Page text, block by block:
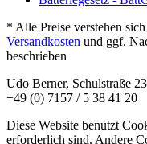
* Alle Preise verstehen
Versandkosten und ggf.
beschrieben
Udo Berner, Schulstraße
+49 (0) 7157 / 5 38 41 20
Diese Website benutzt
erforderlich sind. Andere